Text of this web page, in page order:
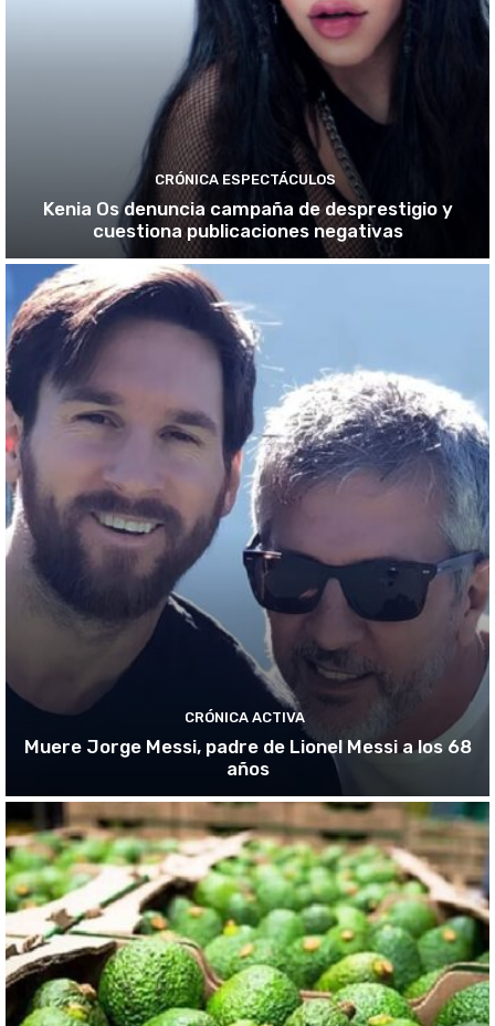
CRÓNICA ESPECTÁCULOS
Kenia Os denuncia campaña de desprestigio y
cuestiona publicaciones negativas
CRÓNICA ACTIVA
Muere Jorge Messi, padre de Lionel Messi a los 68
años